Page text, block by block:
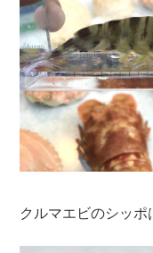
クルマエビのシッポ